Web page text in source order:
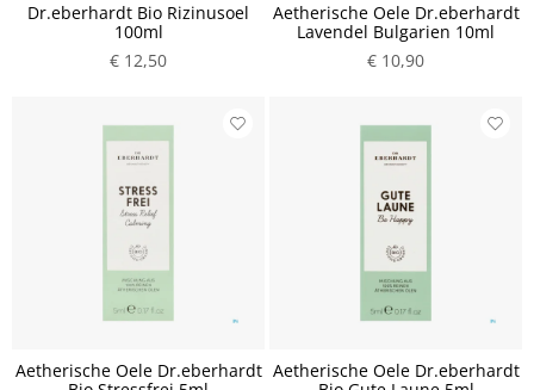
Dr.eberhardt Bio Rizinusoel
100ml
€ 12,50
Aetherische Oele Dr.eberhardt
Lavendel Bulgarien 10ml
€ 10,90
Aetherische Oele Dr.eberhardt Aetherische Oele Dr.eberhardt